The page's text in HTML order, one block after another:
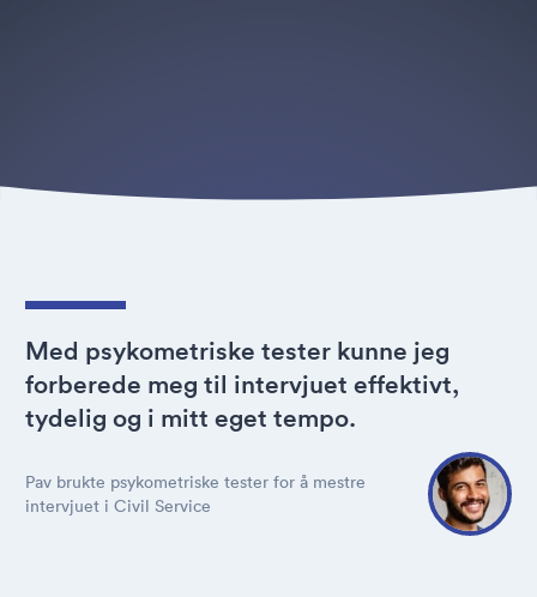
Med psykometriske tester kunne jeg
forberede meg til intervjuet effektivt,
tydelig og i mitt eget tempo.
Pav brukte psykometriske tester for å mestre
intervjuet i Civil Service